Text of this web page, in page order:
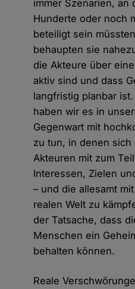
immer Szenarien, an
Hunderte oder noch
beteiligt sein
behaupten sie
die Akteure über
aktiv sind und dass
langfristig planbar
haben wir es in
Gegenwart mit
zu tun, in denen sich
Akteuren mit zum
Interessen, Zielen
– und die allesamt
realen Welt zu
der Tatsache, dass
Menschen ein
behalten können.
Reale